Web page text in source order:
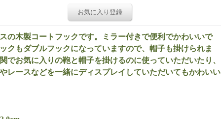
お気に入り登録
の木製コートフックです。ミラー付きで便利でかわいいで
クもダブルフックになっていますので、帽子も掛けられま
でお気に入りの鞄と帽子を掛けるのに使っていただいたり、
レースなどを一緒にディスプレイしていただいてもかわいい